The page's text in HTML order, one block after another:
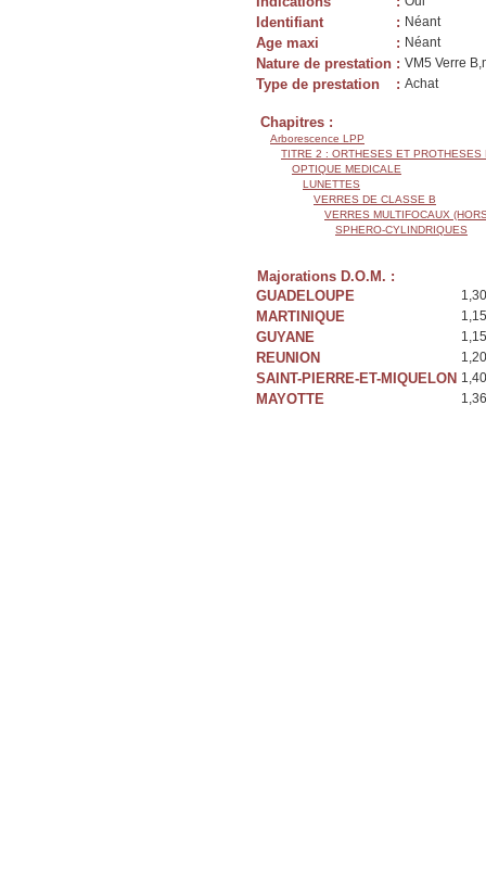
Identifiant : Néant
Age maxi : Néant
Nature de prestation : VM5 Verre
Type de prestation : Achat
Chapitres :
Arborescence LPP
TITRE 2 : ORTHESES ET PROTHESES
OPTIQUE MEDICALE
LUNETTES
VERRES DE CLASSE B
VERRES MULTIFOCAUX
SPHERO-CYLINDRIQUES
Majorations D.O.M. :
GUADELOUPE
MARTINIQUE
GUYANE
REUNION
SAINT-PIERRE-ET-MIQUELON
MAYOTTE